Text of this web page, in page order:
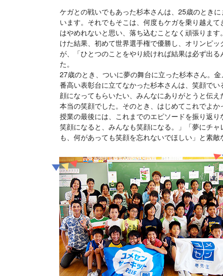
ケガとの戦いでもあった杉本さんは、25歳のとき
います。それでもそこは、何度もケガを乗り越え
はやめれないと思い、落ち込むことなく頑張りま
けた結果、初めて世界選手権で優勝し、オリンピ
が、「ひとつのことをやり続ければ結果は必ず出
た。
27歳のとき、ついに夢の舞台に立った杉本さん。
番高い表彰台に立てなかった杉本さんは、笑顔で
顔になってもらいたい、みんなにありがとうと伝
本当の笑顔でした。そのとき、はじめてこれでよ
授業の最後には、これまでのエピソードを振り返
笑顔になると、みんなも笑顔になる。」「夢にチ
も、何があっても笑顔を忘れないでほしい」と素